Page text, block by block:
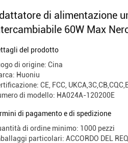
di alimentazione
60W Max
1.2M AU UE US UK
del prodotto
di origine: Cina
Huoniu
CE, FCC,
di modello: HA024A-120200E
di pagamento e di spedizione
di ordine minimo: 1000 pezzi
particolari: ACCORDO DEL